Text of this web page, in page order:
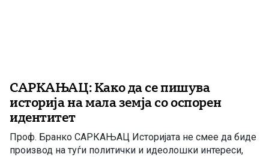
САРКАЊАЦ: Како да се пишува
историја на мала земја со оспорен
идентитет
Проф. Бранко САРКАЊАЦ Историјата не смее да биде
производ на туѓи политички и идеолошки интереси,